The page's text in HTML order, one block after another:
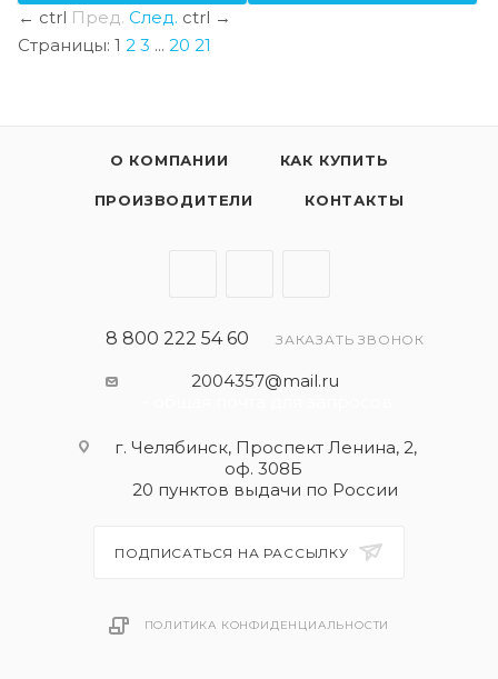
← ctrl Пред. След. ctrl →
Страницы: 1 2 3 ... 20 21
О КОМПАНИИ КАК КУПИТЬ
ПРОИЗВОДИТЕЛИ КОНТАКТЫ
8 800 222 54 60 ЗАКАЗАТЬ ЗВОНОК
2004357@mail.ru
г. Челябинск, Проспект Ленина, 2,
оф. 308Б
20 пунктов выдачи по России
ПОДПИСАТЬСЯ НА РАССЫЛКУ
ПОЛИТИКА КОНФИДЕНЦИАЛЬНОСТИ